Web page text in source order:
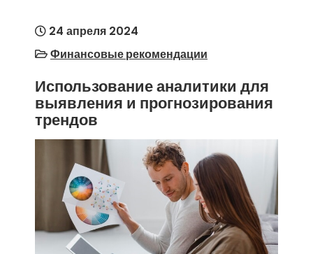
24 апреля 2024
Финансовые рекомендации
Использование аналитики для
выявления и прогнозирования
трендов